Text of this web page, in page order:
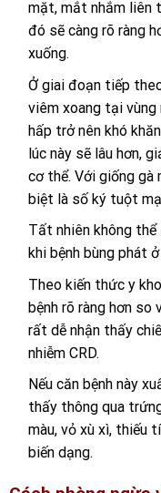
mặt, mắt nhắm liên
đó sẽ càng rõ ràng
xuống.
Ở giai đoạn tiếp
viêm xoang tại vùng
hấp trở nên khó
lúc này sẽ lâu hơn,
cơ thể. Với giống gà
biệt là số ký tuột
Tất nhiên không thể
khi bệnh bùng phát
Theo kiến thức y
bệnh rõ ràng hơn so
rất dễ nhận thấy
nhiễm CRD.
Nếu căn bệnh này
thấy thông qua
màu, vỏ xù xì, thiếu
biến dạng.